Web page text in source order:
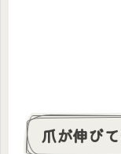
爪が伸び